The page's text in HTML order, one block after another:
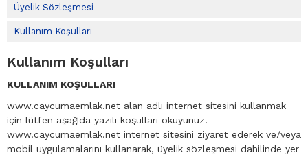
Üyelik Sözleşmesi
Kullanım Koşulları
Kullanım Koşulları
KULLANIM KOŞULLARI
www.caycumaemlak.net alan adlı internet sitesini kullanmak
için lütfen aşağıda yazılı koşulları okuyunuz.
www.caycumaemlak.net internet sitesini ziyaret ederek ve/veya
mobil uygulamalarını kullanarak, üyelik sözleşmesi dahilinde yer